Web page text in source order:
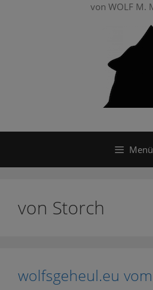
von WOLF M.
Menü
von Storch
wolfsgeheul.eu